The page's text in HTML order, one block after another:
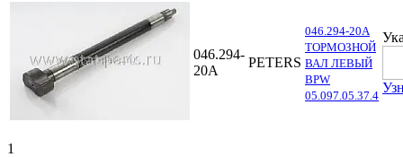
046.294-
20A
PETERS
046.294-20A
ТОРМОЗНОЙ
ВАЛ ЛЕВЫЙ
BPW
05.097.05.37.4
1